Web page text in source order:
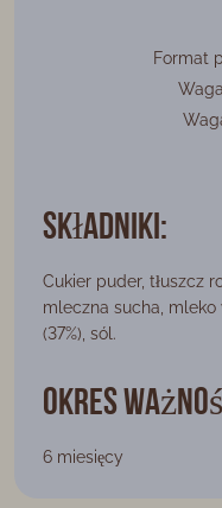
Format
Składniki:
Cukier puder, tłuszcz
mleczna sucha,
(37%), sól.
Okres
6 miesięcy